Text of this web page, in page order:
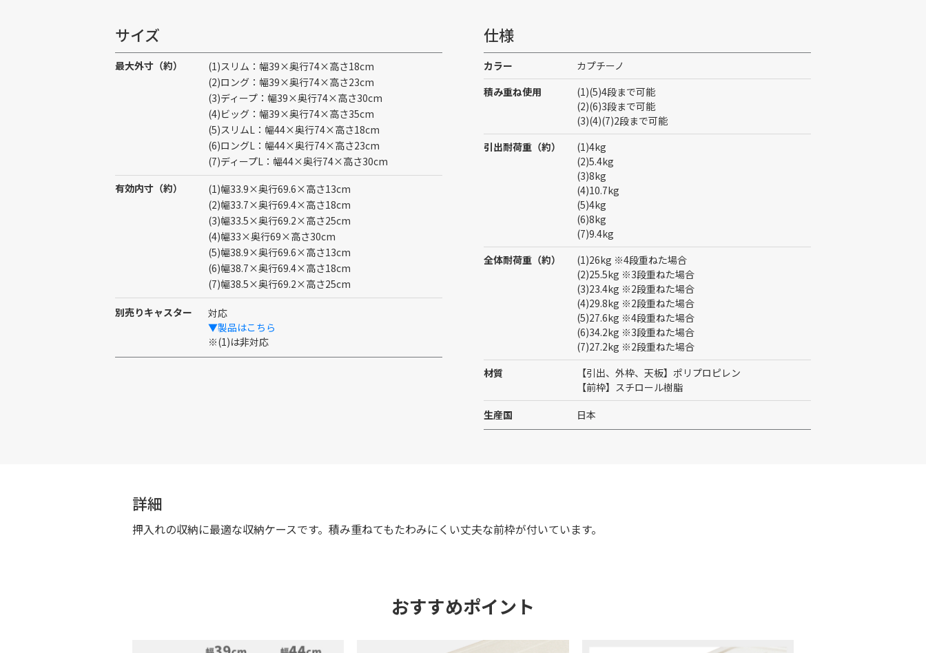
サイズ
最大外寸（約）
(1)スリム：幅39×奥行74×高さ18cm
(2)ロング：幅39×奥行74×高さ23cm
(3)ディープ：幅39×奥行74×高さ30cm
(4)ビッグ：幅39×奥行74×高さ35cm
(5)スリムL：幅44×奥行74×高さ18cm
(6)ロングL：幅44×奥行74×高さ23cm
(7)ディープL：幅44×奥行74×高さ30cm
有効内寸（約）
(1)幅33.9×奥行69.6×高さ13cm
(2)幅33.7×奥行69.4×高さ18cm
(3)幅33.5×奥行69.2×高さ25cm
(4)幅33×奥行69×高さ30cm
(5)幅38.9×奥行69.6×高さ13cm
(6)幅38.7×奥行69.4×高さ18cm
(7)幅38.5×奥行69.2×高さ25cm
別売りキャスター
対応
▼製品はこちら
※(1)は非対応
仕様
カラー
カプチーノ
積み重ね使用
(1)(5)4段まで可能
(2)(6)3段まで可能
(3)(4)(7)2段まで可能
引出耐荷重（約）
(1)4kg
(2)5.4kg
(3)8kg
(4)10.7kg
(5)4kg
(6)8kg
(7)9.4kg
全体耐荷重（約）
(1)26kg ※4段重ねた場合
(2)25.5kg ※3段重ねた場合
(3)23.4kg ※2段重ねた場合
(4)29.8kg ※2段重ねた場合
(5)27.6kg ※4段重ねた場合
(6)34.2kg ※3段重ねた場合
(7)27.2kg ※2段重ねた場合
材質
【引出、外枠、天板】ポリプロピレン
【前枠】スチロール樹脂
生産国
日本
詳細
押入れの収納に最適な収納ケースです。積み重ねてもたわみにくい丈夫な前枠が付いています。
おすすめポイント